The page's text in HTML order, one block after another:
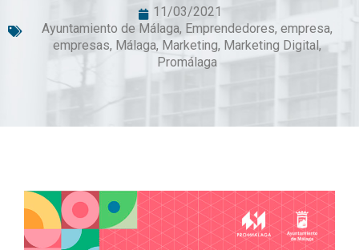
11/03/2021
Ayuntamiento de Málaga, Emprendedores, empresa,
empresas, Málaga, Marketing, Marketing Digital,
Promálaga